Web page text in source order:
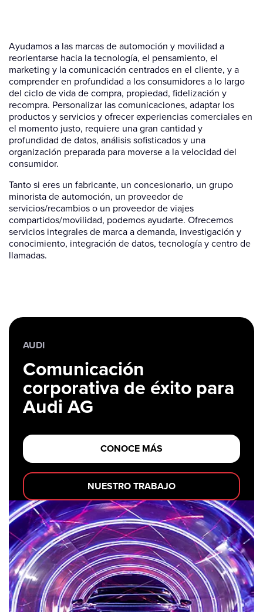
Ayudamos a las marcas de automoción y movilidad a
reorientarse hacia la tecnología, el pensamiento, el
marketing y la comunicación centrados en el cliente, y a
comprender en profundidad a los consumidores a lo largo
del ciclo de vida de compra, propiedad, fidelización y
recompra. Personalizar las comunicaciones, adaptar los
productos y servicios y ofrecer experiencias comerciales en
el momento justo, requiere una gran cantidad y
profundidad de datos, análisis sofisticados y una
organización preparada para moverse a la velocidad del
consumidor.
Tanto si eres un fabricante, un concesionario, un grupo
minorista de automoción, un proveedor de
servicios/recambios o un proveedor de viajes
compartidos/movilidad, podemos ayudarte. Ofrecemos
servicios integrales de marca a demanda, investigación y
conocimiento, integración de datos, tecnología y centro de
llamadas.
AUDI
Comunicación
corporativa de éxito para
Audi AG
CONOCE MÁS
NUESTRO TRABAJO